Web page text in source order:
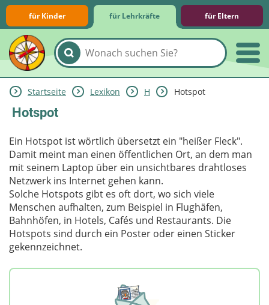
für Kinder für Lehrkräfte für Eltern
Lernmodule
Unterrichts­materialien
Internet-ABC-Schule
Praxishilfen
Aktuelles
Startseite Lexikon H Hotspot
Hotspot
Ein Hotspot ist wörtlich übersetzt ein "heißer Fleck".
Damit meint man einen öffentlichen Ort, an dem man
mit seinem Laptop über ein unsichtbares drahtloses
Netzwerk ins Internet gehen kann.
Solche Hotspots gibt es oft dort, wo sich viele
Menschen aufhalten, zum Beispiel in Flughäfen,
Bahnhöfen, in Hotels, Cafés und Restaurants. Die
Hotspots sind durch ein Poster oder einen Sticker
gekennzeichnet.